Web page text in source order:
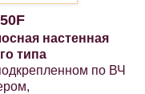
настенная
типа
по ВЧ